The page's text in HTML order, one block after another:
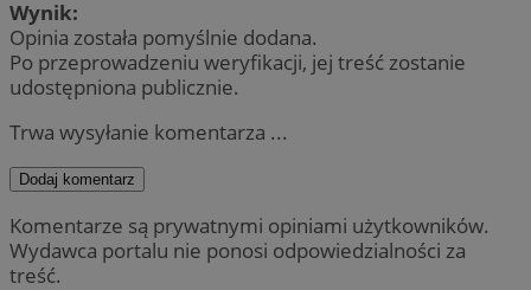
Wynik:
Opinia została pomyślnie dodana.
Po przeprowadzeniu weryfikacji, jej treść zostanie
udostępniona publicznie.
Trwa wysyłanie komentarza ...
Dodaj komentarz
Komentarze są prywatnymi opiniami użytkowników.
Wydawca portalu nie ponosi odpowiedzialności za
treść.